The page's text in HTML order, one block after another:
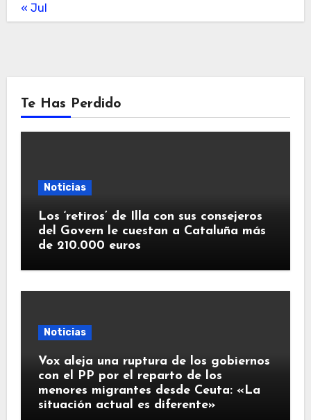
« Jul
Te Has Perdido
Noticias
Los ‘retiros’ de Illa con sus consejeros
del Govern le cuestan a Cataluña más
de 210.000 euros
Noticias
Vox aleja una ruptura de los gobiernos
con el PP por el reparto de los
menores migrantes desde Ceuta: «La
situación actual es diferente»